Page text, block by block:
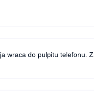
wraca do pulpitu telefonu.